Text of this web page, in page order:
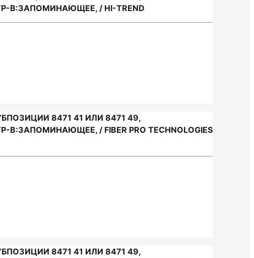
/ HI-TREND
8471 41 ИЛИ 8471 49,
/ FIBER PRO TECHNOLOGIES
8471 41 ИЛИ 8471 49,